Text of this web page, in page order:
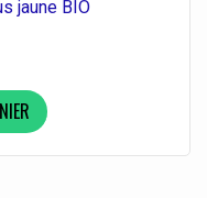
jaune BIO